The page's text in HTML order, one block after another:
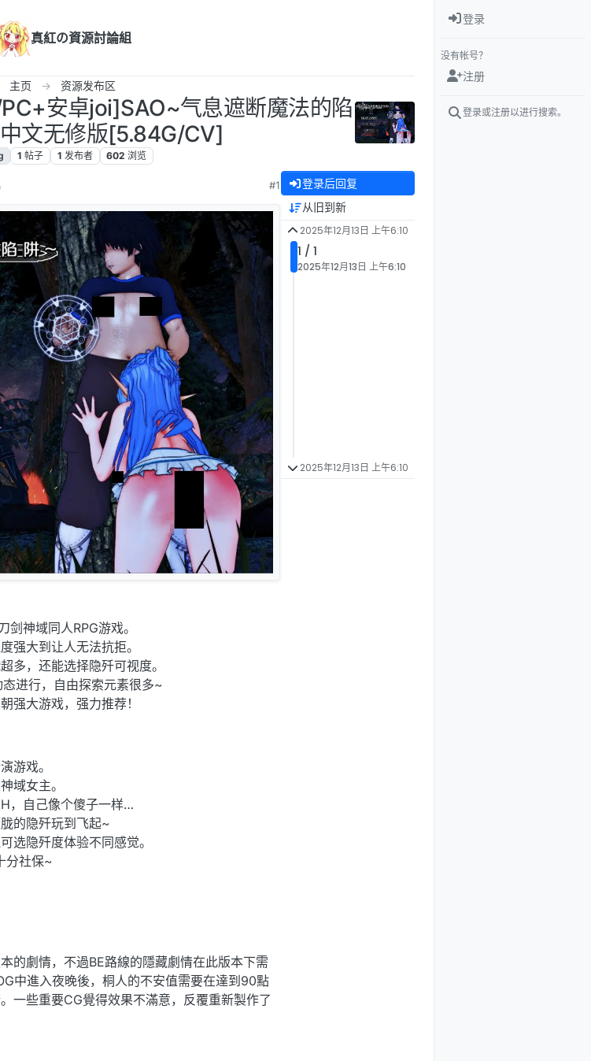
真紅の資源討論組
主页 资源发布区
安卓joi]SAO~气息遮断魔法的陷
文无修版[5.84G/CV]
1 帖子 1 发布者 602 浏览
#1
神域同人RPG游戏。
强大到让人无法抗拒。
多，还能选择隐歼可视度。
进行，自由探索元素很多~
强大游戏，强力推荐！
游戏。
域女主。
，自己像个傻子一样…
的隐歼玩到飞起~
选隐歼度体验不同感觉。
分社保~
的劇情，不過BE路線的隱藏劇情在此版本下需
中進入夜晚後，桐人的不安值需要在達到90點
一些重要CG覺得效果不滿意，反覆重新製作了
登录后回复
从旧到新
2025年12月13日 上午6:10
1 / 1
2025年12月13日 上午6:10
2025年12月13日 上午6:10
登录
没有帐号？
注册
登录或注册以进行搜索。